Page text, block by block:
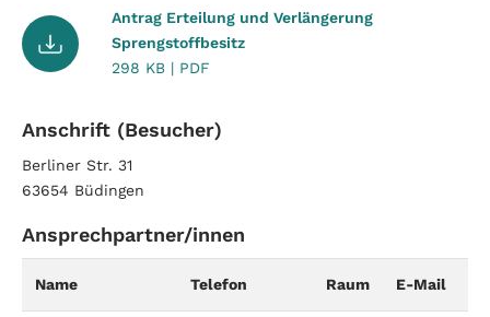
Antrag Erteilung und Verlängerung
Sprengstoffbesitz
298 KB | PDF
Anschrift (Besucher)
Berliner Str. 31
63654 Büdingen
Ansprechpartner/innen
Name Telefon Raum E-Mail